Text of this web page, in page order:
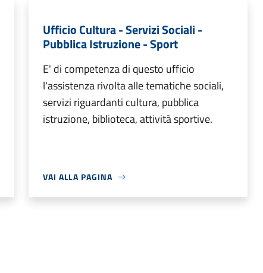
Ufficio Cultura - Servizi Sociali -
Pubblica Istruzione - Sport
E' di competenza di questo ufficio
l'assistenza rivolta alle tematiche sociali,
servizi riguardanti cultura, pubblica
istruzione, biblioteca, attività sportive.
VAI ALLA PAGINA